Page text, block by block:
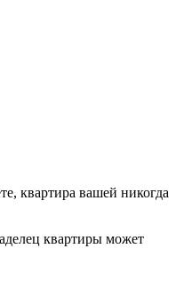
квартира вашей никогда
квартиры может